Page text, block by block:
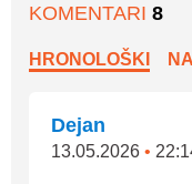
KOMENTARI 8
HRONOLOŠKI
Dejan
13.05.2026 •